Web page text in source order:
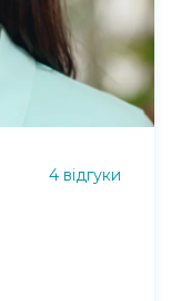
4 відгуки